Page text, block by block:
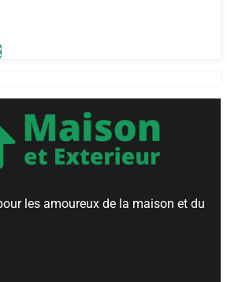
les amoureux de la maison et du